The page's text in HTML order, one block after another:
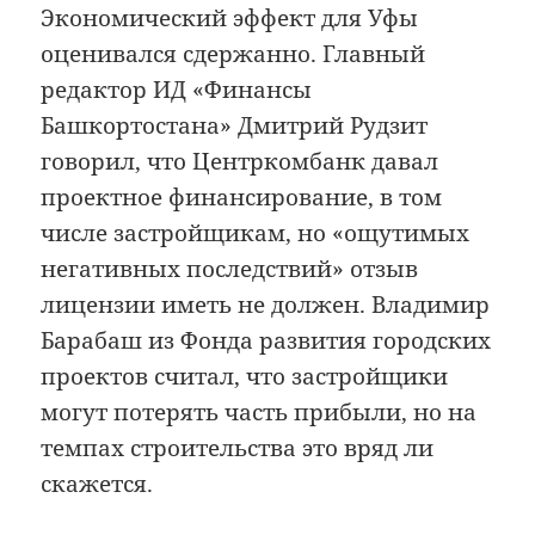
Экономический эффект для Уфы
оценивался сдержанно. Главный
редактор ИД «Финансы
Башкортостана» Дмитрий Рудзит
говорил, что Центркомбанк давал
проектное финансирование, в том
числе застройщикам, но «ощутимых
негативных последствий» отзыв
лицензии иметь не должен. Владимир
Барабаш из Фонда развития городских
проектов считал, что застройщики
могут потерять часть прибыли, но на
темпах строительства это вряд ли
скажется.